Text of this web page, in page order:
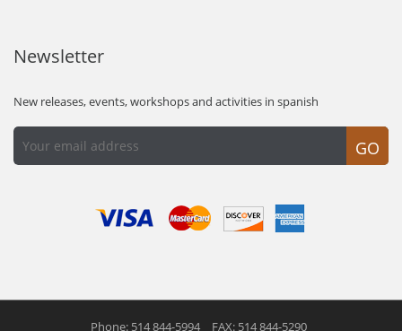
Newsletter
New releases, events, workshops and activities in spanish
GO
Phone: 514 844-5994 FAX: 514 844-5290